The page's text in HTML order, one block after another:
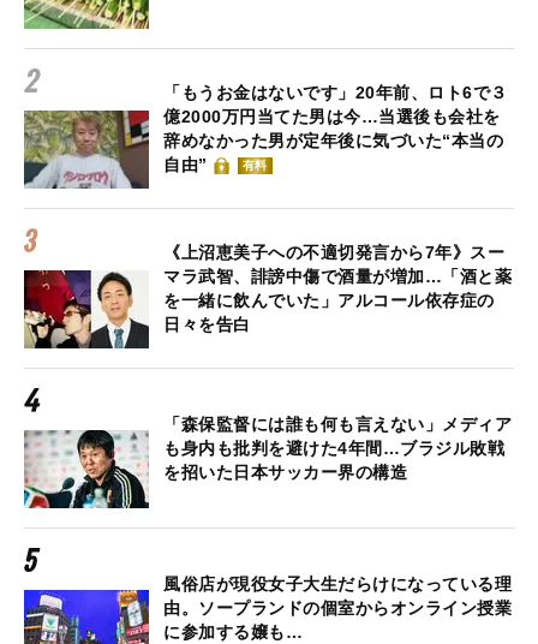
「もうお金はないです」20年前、ロト6で３
億2000万円当てた男は今…当選後も会社を
辞めなかった男が定年後に気づいた“本当の
自由”
有料
《上沼恵美子への不適切発言から7年》スー
マラ武智、誹謗中傷で酒量が増加…「酒と薬
を一緒に飲んでいた」アルコール依存症の
日々を告白
「森保監督には誰も何も言えない」メディア
も身内も批判を避けた4年間…ブラジル敗戦
を招いた日本サッカー界の構造
風俗店が現役女子大生だらけになっている理
由。ソープランドの個室からオンライン授業
に参加する嬢も…